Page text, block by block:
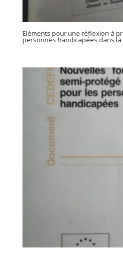
Eléments pour une réflexion à
personnes handicapées dans la